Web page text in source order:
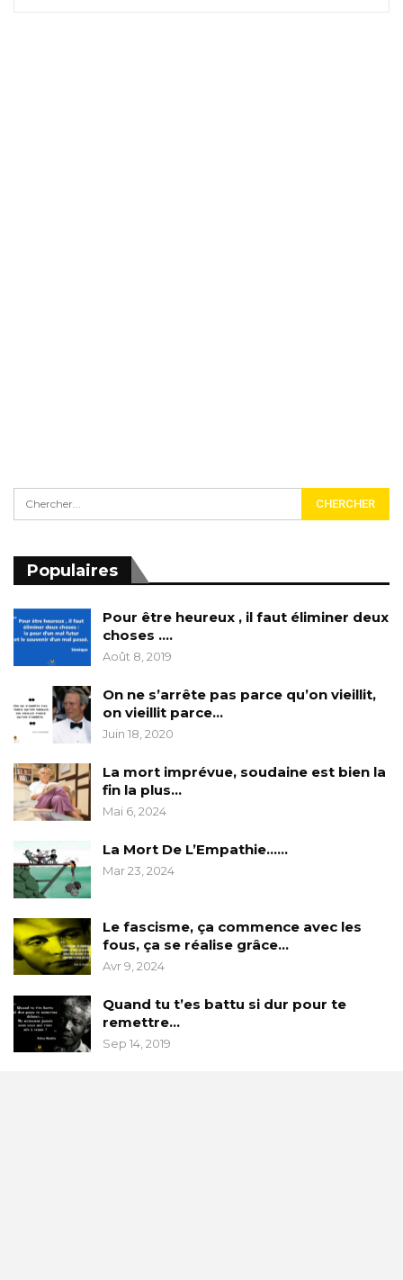
Populaires
Pour être heureux , il faut éliminer deux
choses ….
Août 8, 2019
On ne s’arrête pas parce qu’on vieillit,
on vieillit parce…
Juin 18, 2020
La mort imprévue, soudaine est bien la
fin la plus…
Mai 6, 2024
La Mort De L’Empathie……
Mar 23, 2024
Le fascisme, ça commence avec les
fous, ça se réalise grâce…
Avr 9, 2024
Quand tu t’es battu si dur pour te
remettre…
Sep 14, 2019